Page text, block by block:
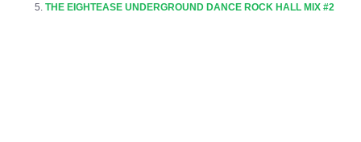
THE EIGHTEASE UNDERGROUND DANCE ROCK HALL MIX #2